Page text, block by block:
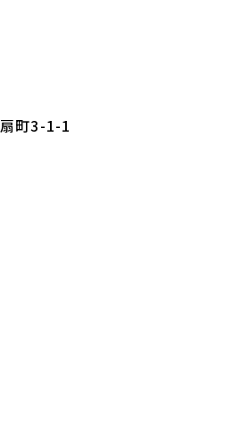
町3-1-1